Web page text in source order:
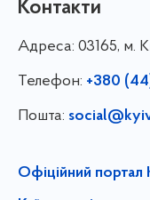
Контакти
Адреса: 03165, м.
Телефон: +380
Пошта:
Офіційний портал